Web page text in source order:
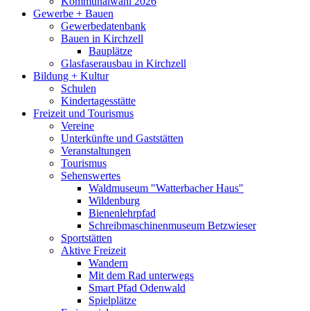
Gewerbe + Bauen
Gewerbedatenbank
Bauen in Kirchzell
Bauplätze
Glasfaserausbau in Kirchzell
Bildung + Kultur
Schulen
Kindertagesstätte
Freizeit und Tourismus
Vereine
Unterkünfte und Gaststätten
Veranstaltungen
Tourismus
Sehenswertes
Waldmuseum "Watterbacher Haus"
Wildenburg
Bienenlehrpfad
Schreibmaschinenmuseum Betzwieser
Sportstätten
Aktive Freizeit
Wandern
Mit dem Rad unterwegs
Smart Pfad Odenwald
Spielplätze